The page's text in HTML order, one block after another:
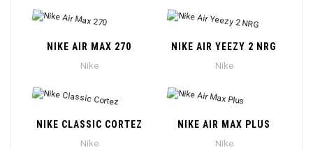
NIKE AIR MAX 270
Nike
NIKE AIR YEEZY 2 NRG
Nike
NIKE CLASSIC CORTEZ
Nike
NIKE AIR MAX PLUS
Nike